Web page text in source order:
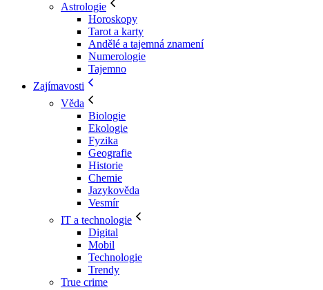
Astrologie
Horoskopy
Tarot a karty
Andělé a tajemná znamení
Numerologie
Tajemno
Zajímavosti
Věda
Biologie
Ekologie
Fyzika
Geografie
Historie
Chemie
Jazykověda
Vesmír
IT a technologie
Digital
Mobil
Technologie
Trendy
True crime